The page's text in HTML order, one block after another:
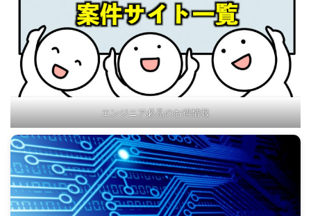
エンジニア必見のお得情報